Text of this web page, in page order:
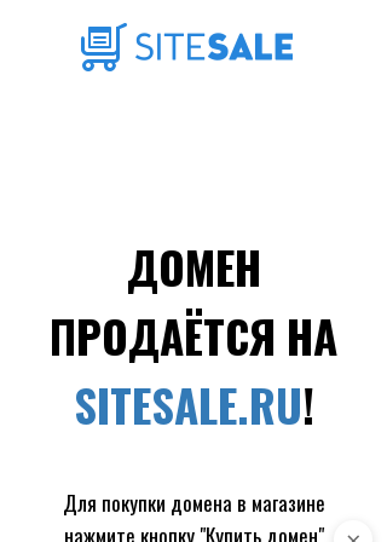
ДОМЕН
ПРОДАЁТСЯ НА
SITESALE.RU!
Для покупки домена в магазине
нажмите кнопку "Купить домен"